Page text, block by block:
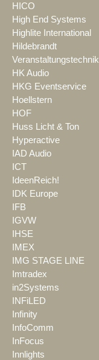
HICO
High End Systems
Highlite International
Hildebrandt
Veranstaltungstechnik
HK Audio
HKG Eventservice
Hoellstern
HOF
Huss Licht & Ton
Hyperactive
IAD Audio
ICT
IdeenReich!
IDK Europe
IFB
IGVW
IHSE
IMEX
IMG STAGE LINE
Imtradex
in2Systems
INFiLED
Infinity
InfoComm
InFocus
Innlights